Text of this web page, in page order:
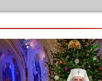
Martie Aprilie